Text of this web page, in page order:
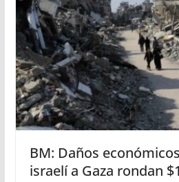
BM: Daños
israelí a Gaza rondan